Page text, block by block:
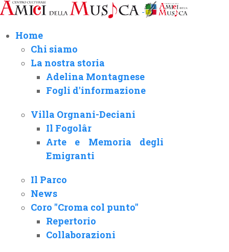
Home
Chi siamo
La nostra storia
Adelina Montagnese
Fogli d'informazione
Villa Orgnani-Deciani
Il Fogolâr
Arte e Memoria degli
Emigranti
Il Parco
News
Coro "Croma col punto"
Repertorio
Collaborazioni